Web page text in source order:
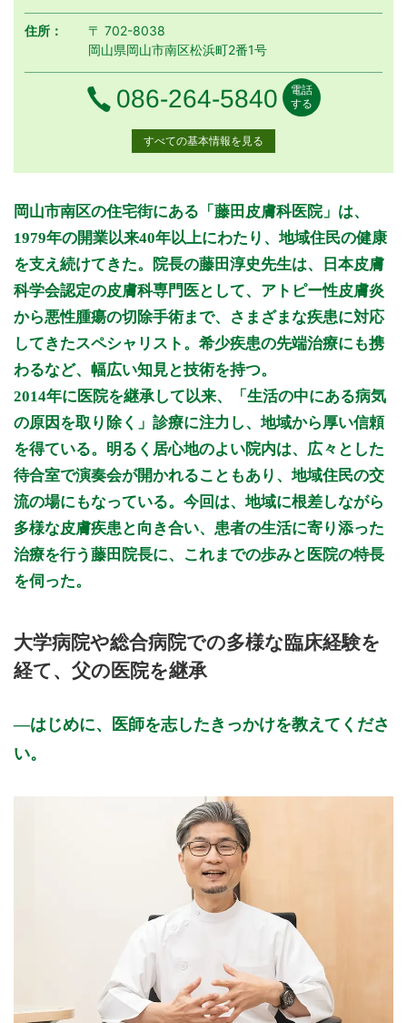
住所：
〒 702-8038
岡山県岡山市南区松浜町2番1号
電話番号
086-264-5840
電話
する
すべての基本情報を見る
外来受付時間 月曜日
火 火曜日
水水曜日
木 木曜日
金金曜日
土土曜日
日
9:00～12:30
● ● ● ●
●
15:00～18:00
● ● ● ●
休診日: 水、日、祝
備考:
・上記時間内でも予約が一杯となり次第、受付は終了いたしま
す。
・全日予約優先制です。
※診療時間や臨時休診・診療内容等について、事前に必ず医療
機関ホームページ、またはお電話にてご確認ください。
>>病院なびで医療機関の詳細を見る
公式HPはこちら
岡山市南区の住宅街にある「藤田皮膚科医院」は、
1979年の開業以来40年以上にわたり、地域住民の健康
を支え続けてきた。院長の藤田淳史先生は、日本皮膚
科学会認定の皮膚科専門医として、アトピー性皮膚炎
から悪性腫瘍の切除手術まで、さまざまな疾患に対応
してきたスペシャリスト。希少疾患の先端治療にも携
わるなど、幅広い知見と技術を持つ。
2014年に医院を継承して以来、「生活の中にある病気
の原因を取り除く」診療に注力し、地域から厚い信頼
を得ている。明るく居心地のよい院内は、広々とした
待合室で演奏会が開かれることもあり、地域住民の交
流の場にもなっている。今回は、地域に根差しながら
多様な皮膚疾患と向き合い、患者の生活に寄り添った
治療を行う藤田院長に、これまでの歩みと医院の特長
を伺った。
大学病院や総合病院での多様な臨床経験を
経て、父の医院を継承
はじめに、医師を志したきっかけを教えてくださ
い。